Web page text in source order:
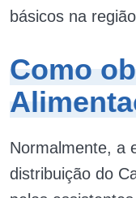
básicos na
Como
Normalmente, a
distribuição do